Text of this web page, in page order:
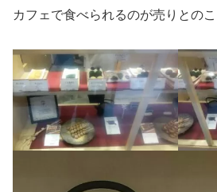
カフェで食べられるのが売りとのこ